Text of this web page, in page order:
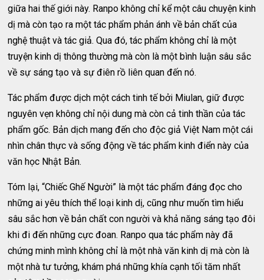
giữa hai thế giới này. Ranpo không chỉ kể một câu chuyện kinh
dị mà còn tạo ra một tác phẩm phản ánh về bản chất của
nghệ thuật và tác giả. Qua đó, tác phẩm không chỉ là một
truyện kinh dị thông thường mà còn là một bình luận sâu sắc
về sự sáng tạo và sự điên rồ liên quan đến nó.
Tác phẩm được dịch một cách tinh tế bởi Miulan, giữ được
nguyên vẹn không chỉ nội dung mà còn cả tinh thần của tác
phẩm gốc. Bản dịch mang đến cho độc giả Việt Nam một cái
nhìn chân thực và sống động về tác phẩm kinh điển này của
văn học Nhật Bản.
Tóm lại, “Chiếc Ghế Người” là một tác phẩm đáng đọc cho
những ai yêu thích thể loại kinh dị, cũng như muốn tìm hiểu
sâu sắc hơn về bản chất con người và khả năng sáng tạo đôi
khi đi đến những cực đoan. Ranpo qua tác phẩm này đã
chứng minh mình không chỉ là một nhà văn kinh dị mà còn là
một nhà tư tưởng, khám phá những khía cạnh tối tăm nhất